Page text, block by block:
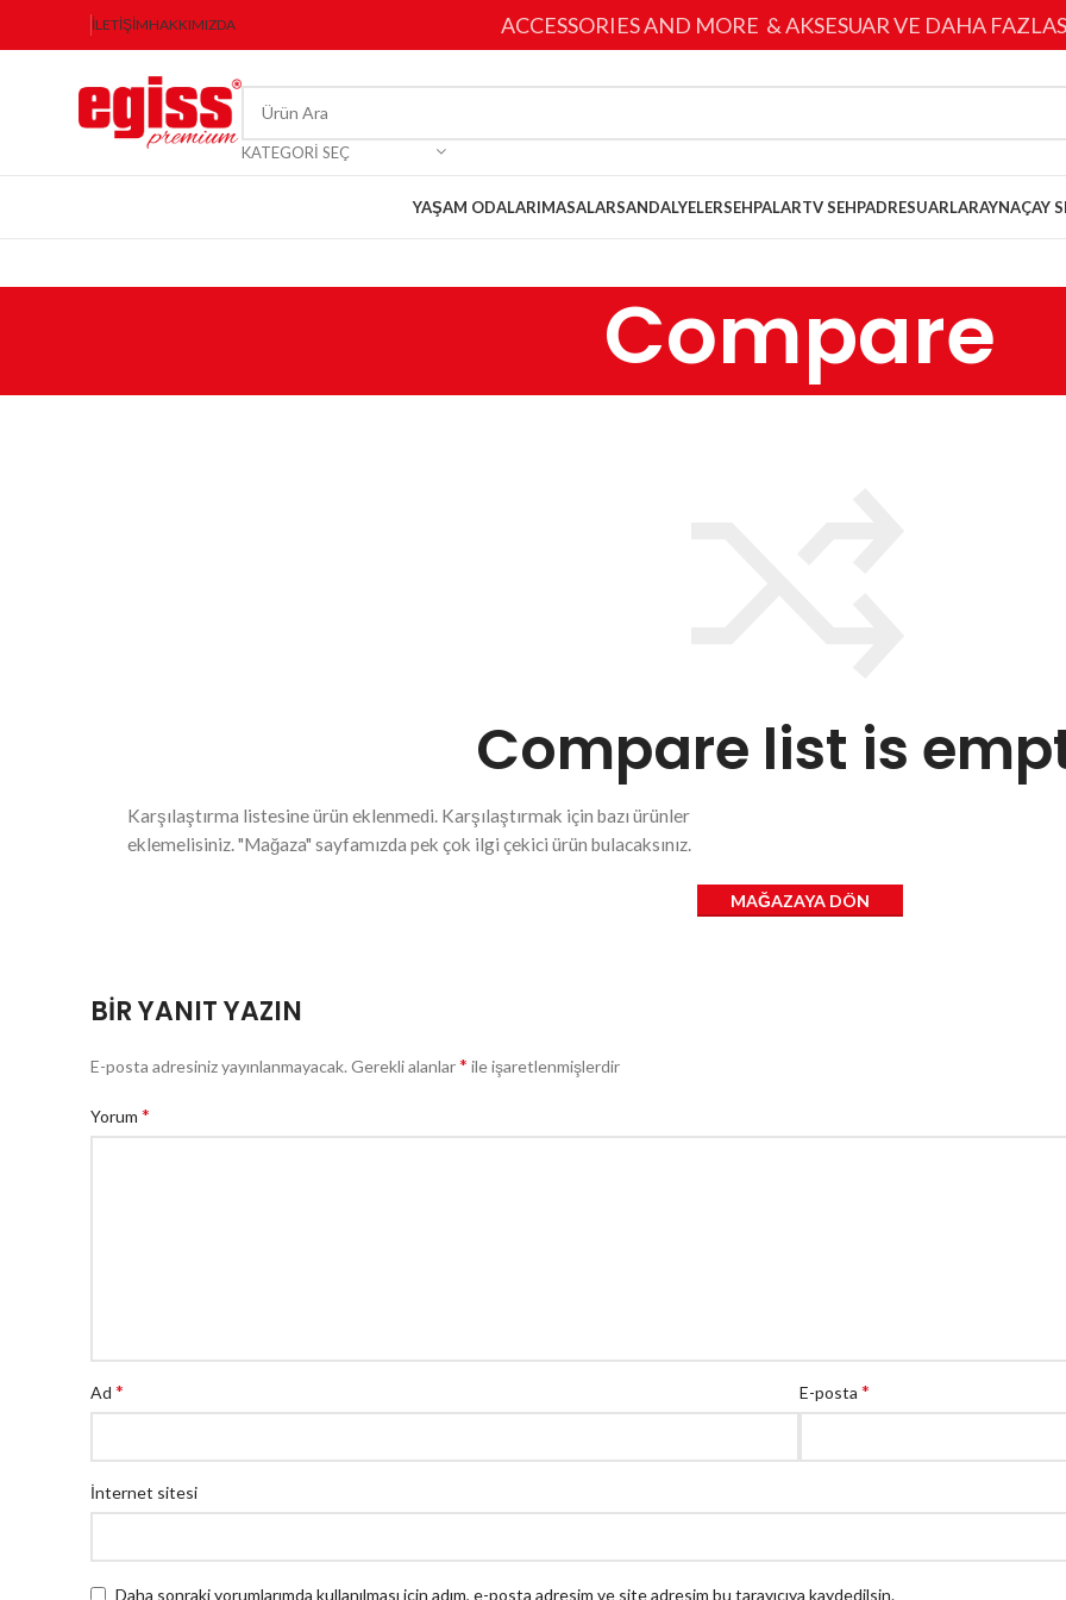
İLETIŞIMHAKKIMIZDA ACCESSORIES AND MORE & AKSESUAR VE DAHA
KATEGORI SEÇ
YAŞAM ODALARIMASALARSANDALYELERSEHPALARTV SEHPADRESUARLARAYNAÇAY
Compare
Compare list is
Karşılaştırma listesine ürün eklenmedi. Karşılaştırmak için bazı ürünler
eklemelisiniz."Mağaza" sayfamızda pek çok ilgi çekici ürün bulacaksınız.
MAĞAZAYA DÖN
BIR YANIT YAZIN
E-posta adresiniz yayınlanmayacak. Gerekli alanlar* ile işaretlenmişlerdir
Yorum *
Ad * E-posta *
İnternet sitesi
Daha sonraki yorumlarımda kullanılması için adım, e-posta adresim ve site adresim bu tarayıcıya kaydedilsin.